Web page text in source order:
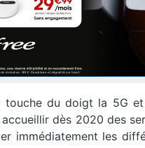
touche du doigt la 5G
dès 2020 des
immédiatement les